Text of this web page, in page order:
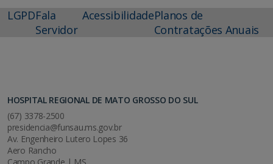
LGPDFala
Servidor
AcessibilidadePlanos de
Contratações Anuais
HOSPITAL REGIONAL DE MATO GROSSO DO SUL
(67) 3378-2500
presidencia@funsau.ms.gov.br
Av. Engenheiro Lutero Lopes 36
Aero Rancho